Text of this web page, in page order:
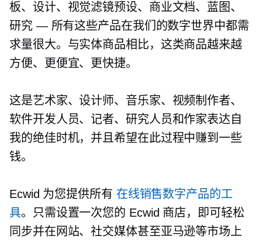
板、设计、视觉滤镜预设、商业文档、蓝图、
研究 — 所有这些产品在我们的数字世界中都需
求量很大。与实体商品相比，这类商品越来越
方便、更便宜、更快捷。
这是艺术家、设计师、音乐家、视频制作者、
软件开发人员、记者、研究人员和作家表达自
我的绝佳时机，并且希望在此过程中赚到一些
钱。
Ecwid 为您提供所有 在线销售数字产品的工
具。只需设置一次您的 Ecwid 商店，即可轻松
同步并在网站、社交媒体甚至亚马逊等市场上